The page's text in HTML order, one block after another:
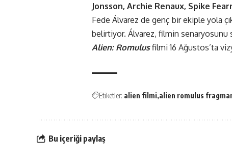
Jonsson, Archie Renaux, Spike
Fede Álvarez de genç bir ekiple yola
belirtiyor. Álvarez, filmin senaryosunu
Alien: Romulusfilmi 16 Ağustos’ta
Etiketler: alien filmi alien romulus
Bu içeriği paylaş